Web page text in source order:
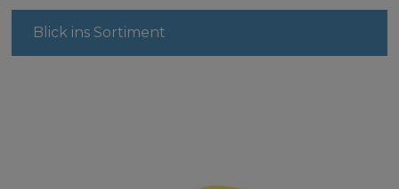
Blick ins Sortiment